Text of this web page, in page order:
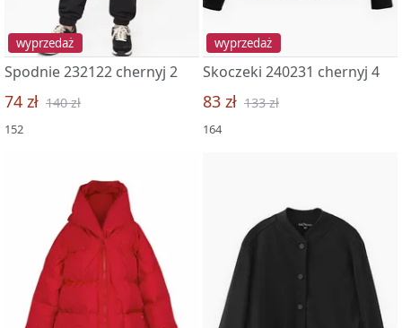
wyprzedaż
Spodnie 232122 chernyj 2
74 zł 140 zł
152
wyprzedaż
Skoczeki 240231 chernyj 4
83 zł 133 zł
164